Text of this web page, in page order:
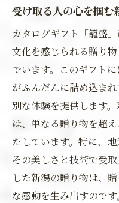
受け取る人の心を掴む
カタログギフト「籠盛
文化を感じられる贈り
でいます。このギフト
がふんだんに詰め込ま
別な体験を提供します
は、単なる贈り物を超
たしています。特に、
その美しさと技術で受
した新潟の贈り物は、
な感動を生み出すので